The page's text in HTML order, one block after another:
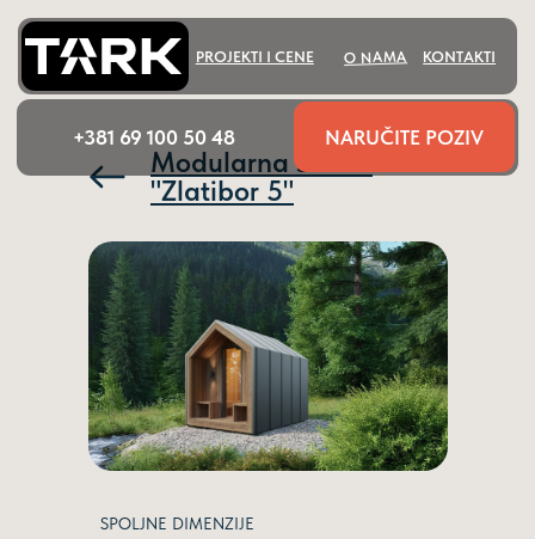
PROJEKTI I CENE
NARUČITE POZIV
+381 69 100 50 48
Modularna sauna
"Zlatibor 5"
SPOLJNE DIMENZIJE